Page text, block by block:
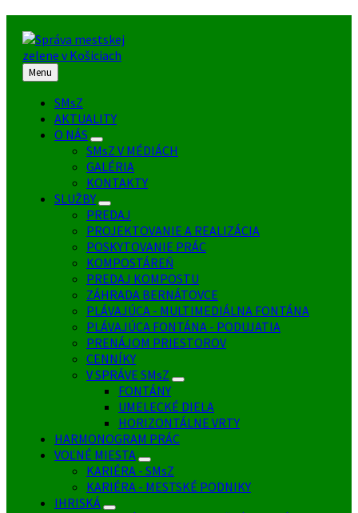
Menu
SMsZ
AKTUALITY
O NÁS
SMsZ V MÉDIÁCH
GALÉRIA
KONTAKTY
SLUŽBY
PREDAJ
PROJEKTOVANIE A REALIZÁCIA
POSKYTOVANIE PRÁC
KOMPOSTÁREŇ
PREDAJ KOMPOSTU
ZÁHRADA BERNÁTOVCE
PLÁVAJÚCA - MULTIMEDIÁLNA FONTÁNA
PLÁVAJÚCA FONTÁNA - PODUJATIA
PRENÁJOM PRIESTOROV
CENNÍKY
V SPRÁVE SMsZ
FONTÁNY
UMELECKÉ DIELA
HORIZONTÁLNE VRTY
HARMONOGRAM PRÁC
VOĽNÉ MIESTA
KARIÉRA - SMsZ
KARIÉRA - MESTSKÉ PODNIKY
IHRISKÁ